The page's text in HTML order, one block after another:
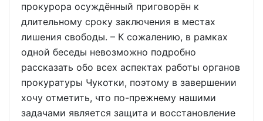
прокурора осуждённый приговорён к
длительному сроку заключения в местах
лишения свободы. – К сожалению, в рамках
одной беседы невозможно подробно
рассказать обо всех аспектах работы органов
прокуратуры Чукотки, поэтому в завершении
хочу отметить, что по-прежнему нашими
задачами является защита и восстановление